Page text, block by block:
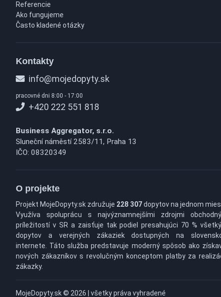
Referencie
Ako fungujeme
Často kladené otázky
Kontakty
info@mojedopyty.sk
pracovné dni 8:00 - 17:00
+420 222 551 818
Business Aggregator, s.r.o.
Sluneční náměstí 2583/11, Praha 13
IČO: 08320349
O projekte
Projekt MojeDopyty.sk združuje 228 307dopytov na jednom
Využíva spoluprácu s najvýznamnejšími zdrojmi
príležitostí v SR a zaisťuje tak podiel presahujúci 70 %
dopytov a verejných zákaziek dostupných na
internete. Táto služba predstavuje moderný spôsob ako
nových zákazníkov s revolučným konceptom platby za
zákazky.
MojeDopyty.sk © 2026 | všetky práva vyhradené